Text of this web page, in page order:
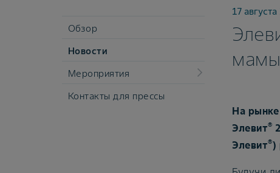
Обзор
Новости
Мероприятия
Контакты для прессы
17
На
Элевит®
Элевит®)